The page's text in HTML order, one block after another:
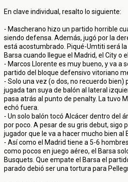
En clave individual, resalto lo siguiente:
- Mascherano hizo un partido horrible
siendo defensa. Además, jugó por la
está acostumbrado. Piqué-Umtiti será
Barsa cuando llegue el Madrid, el City o
- Marcos Llorente es muy bueno, y va a
partido del bloque defensivo vitoriano
- Solo una vez (o dos, no recuerdo bien)
jugada tan suya de balón al lateral
pasa atrás al punto de penalty. La tuvo
echó fuera.
- Un solo balón tocó Alcácer dentro del
por poco. A pesar de su gris debut, sigo
jugador que le va a hacer mucho bien al
- Así como el Madrid tiene a 5-6
como pocos en juego aéreo, el Barsa
Busquets. Que empate el Barsa el
parado debió ser una tortura para